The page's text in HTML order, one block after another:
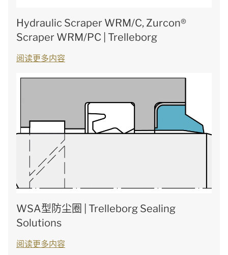
Hydraulic Scraper WRM/C, Zurcon®
Scraper WRM/PC | Trelleborg
阅读更多内容
WSA型防尘圈 | Trelleborg Sealing
Solutions
阅读更多内容